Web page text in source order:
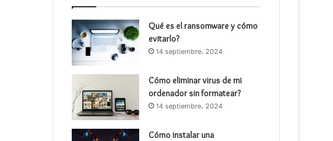
Qué es el ransomware y cómo
evitarlo?
14 septiembre، 2024
Cómo eliminar virus de mi
ordenador sin formatear?
14 septiembre، 2024
Cómo instalar una